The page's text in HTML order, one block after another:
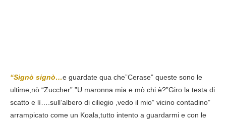
“Signò signò…e guardate qua che”Cerase” queste sono le
ultime,nò “Zuccher”.”U maronna mia e mò chi è?”Giro la testa di
scatto e lì….sull’albero di ciliegio ,vedo il mio” vicino contadino”
arrampicato come un Koala,tutto intento a guardarmi e con le